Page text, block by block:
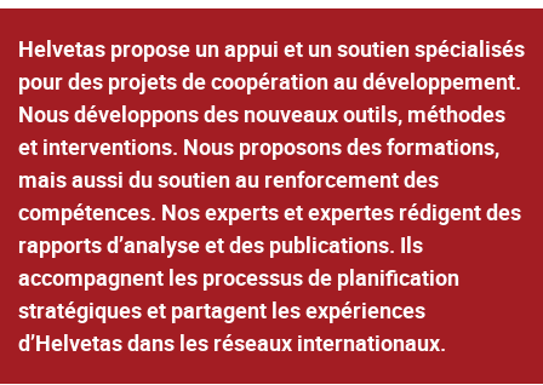
Helvetas propose un appui et un soutien spécialisés
pour des projets de coopération au développement.
Nous développons des nouveaux outils, méthodes
et interventions. Nous proposons des formations,
mais aussi du soutien au renforcement des
compétences. Nos experts et expertes rédigent des
rapports d’analyse et des publications. Ils
accompagnent les processus de planification
stratégiques et partagent les expériences
d’Helvetas dans les réseaux internationaux.